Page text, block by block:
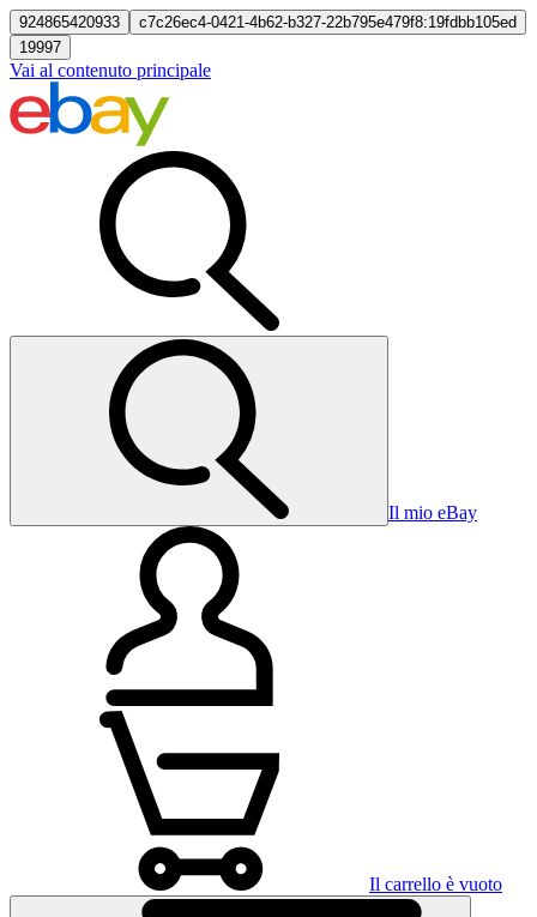
924865420933
c7c26ec4-0421-4b62-b327-22b795e479f8:19fdbb105ed
19997
Vai al contenuto principale
Il mio eBay
Il carrello è vuoto